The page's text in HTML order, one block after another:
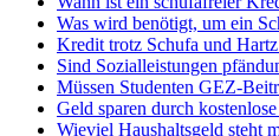
Was wird benötigt, um ein
Kredit trotz Schufa und
Sind Sozialleistungen
Müssen Studenten GEZ-
Geld sparen durch
Wieviel Haushaltsgeld steht